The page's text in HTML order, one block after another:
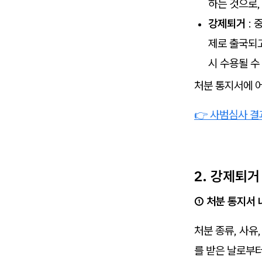
하는 것으로
강제퇴거 :
제로 출국되
시 수용될
처분 통지서에
👉 사범심사 결
2. 강제퇴
① 처분 통지서
처분 종류, 사
를 받은 날로부